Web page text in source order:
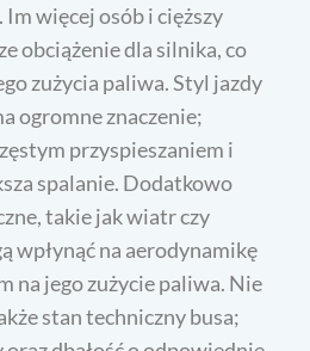
Im więcej osób i cięższy
obciążenie dla silnika, co
zużycia paliwa. Styl jazdy
ogromne znaczenie;
przyspieszaniem i
spalanie. Dodatkowo
takie jak wiatr czy
wpłynąć na aerodynamikę
na jego zużycie paliwa. Nie
stan techniczny busa;